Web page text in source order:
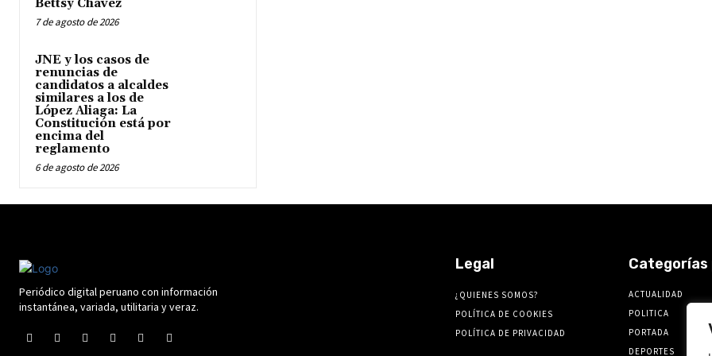
Bettsy Chávez
7 de agosto de 2026
JNE y los casos de
renuncias de
candidatos a alcaldes
similares a los de
López Aliaga: La
Constitución está por
encima del
reglamento
6 de agosto de 2026
Periódico digital peruano con información
instantánea, variada, utilitaria y veraz.
Legal
¿QUIENES SOMOS?
POLÍTICA DE COOKIES
POLÍTICA DE PRIVACIDAD
Categorías
ACTUALIDAD
POLITICA
PORTADA
DEPORTES